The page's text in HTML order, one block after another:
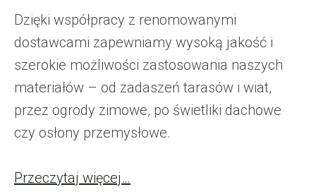
Dzięki współpracy z renomowanymi
dostawcami zapewniamy wysoką jakość i
szerokie możliwości zastosowania naszych
materiałów – od zadaszeń tarasów i wiat,
przez ogrody zimowe, po świetliki dachowe
czy osłony przemysłowe.
Przeczytaj więcej…